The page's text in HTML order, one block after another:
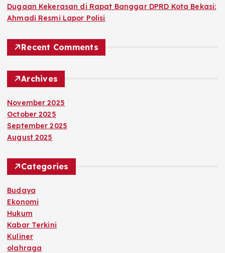
Dugaan Kekerasan di Rapat Banggar DPRD Kota Bekasi:
Ahmadi Resmi Lapor Polisi
Recent Comments
Archives
November 2025
October 2025
September 2025
August 2025
Categories
Budaya
Ekonomi
Hukum
Kabar Terkini
Kuliner
olahraga